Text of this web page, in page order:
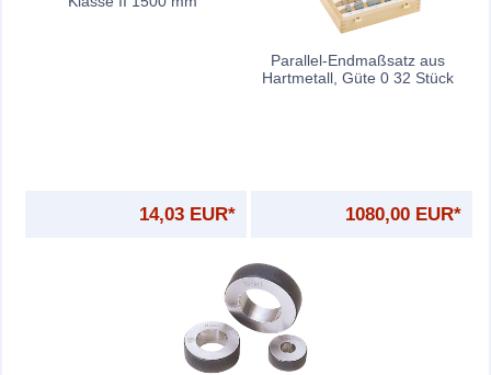
14,03 EUR*
Parallel-Endmaßsatz aus
Hartmetall, Güte 0 32 Stück
1080,00 EUR*